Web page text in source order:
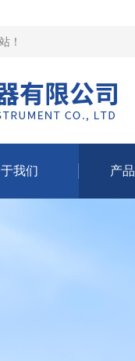
！
我们 产